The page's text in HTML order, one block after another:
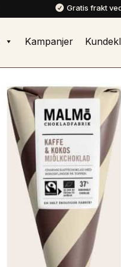
 Gratis frakt
Kampanjer